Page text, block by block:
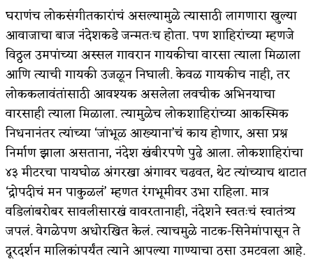
अपूर्ण कथा
बुडीच खटलं – संयुक्त कुटुंब का गरजेचं?
घराणंच लोकसंगीतकारांचं असल्यामुळे त्यासाठी लागणारा खुल्या
आवाजाचा बाज नंदेशकडे जन्मतःच होता. पण शाहिरांच्या म्हणजे
विठ्ठल उमपांच्या अस्सल गावरान गायकीचा वारसा त्याला मिळाला
आणि त्याची गायकी उजळून निघाली. केवळ गायकीच नाही, तर
लोककलावंतांसाठी आवश्यक असलेला लवचीक अभिनयाचा
वारसाही त्याला मिळाला. त्यामुळेच लोकशाहिरांच्या आकस्मिक
निधनानंतर त्यांच्या ‘जांभूळ आख्याना’चं काय होणार, असा प्रश्न
निर्माण झाला असताना, नंदेश खंबीरपणे पुढे आला. लोकशाहिरांचा
४३ मीटरचा पायघोळ अंगरखा अंगावर चढवत, थेट त्यांच्याच थाटात
‘द्रोपदीचं मन पाकुळलं’ म्हणत रंगभूमीवर उभा राहिला. मात्र
वडिलांबरोबर सावलीसारखं वावरतानाही, नंदेशने स्वतःचं स्वातंत्र्य
जपलं. वेगळेपण अधोरखित केलं. त्याचमुळे नाटक-सिनेमांपासून ते
दूरदर्शन मालिकांपर्यंत त्याने आपल्या गाण्याचा ठसा उमटवला आहे.